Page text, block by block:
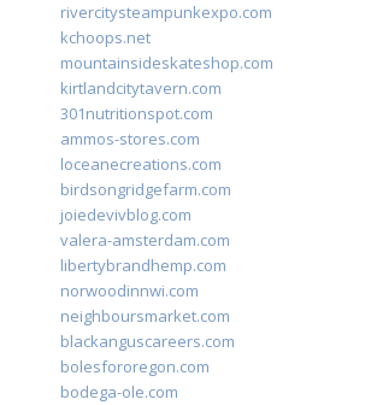
rivercitysteampunkexpo.com
kchoops.net
mountainsideskateshop.com
kirtlandcitytavern.com
301nutritionspot.com
ammos-stores.com
loceanecreations.com
birdsongridgefarm.com
joiedevivblog.com
valera-amsterdam.com
libertybrandhemp.com
norwoodinnwi.com
neighboursmarket.com
blackanguscareers.com
bolesfororegon.com
bodega-ole.com